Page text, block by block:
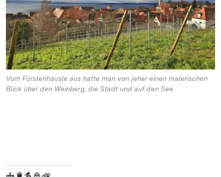
Vom Fürstenhäusle aus hatte man von jeher einen malerischen
Blick über den Weinberg, die Stadt und auf den See.